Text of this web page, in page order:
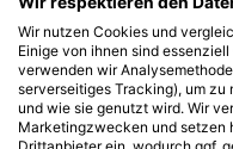
Wir nutzen Cookies und
Einige von ihnen sind
verwenden wir
serverseitiges Tracking), um zu
und wie sie genutzt wird. Wir
Marketingzwecken und setzen
Drittanbieter ein, wodurch ggf.